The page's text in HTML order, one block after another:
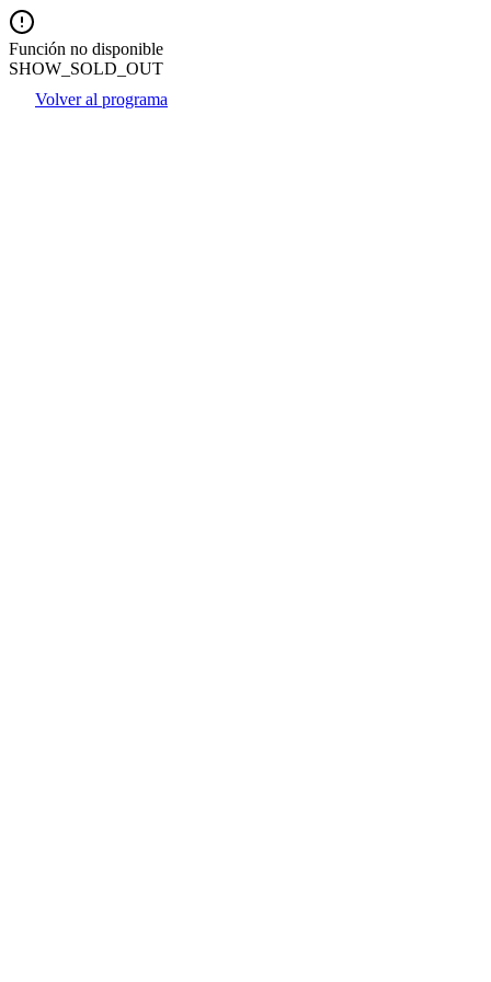
Función no disponible
SHOW_SOLD_OUT
Volver al programa